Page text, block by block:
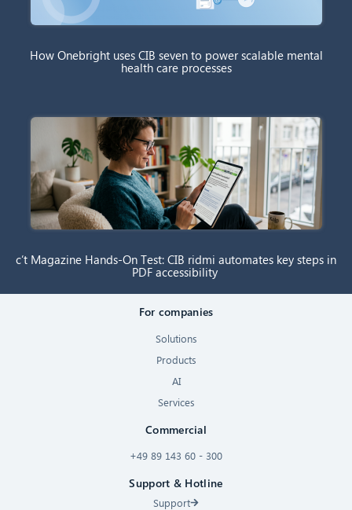
How Onebright uses CIB seven to power scalable mental
health care processes
c’t Magazine Hands-On Test: CIB ridmi automates key steps in
PDF accessibility
For companies
Solutions
Products
AI
Services
Commercial
+49 89 143 60 - 300
Support & Hotline
Support